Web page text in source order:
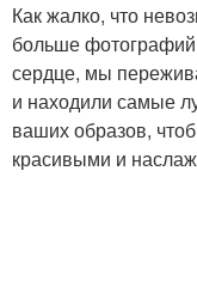
Как жалко, что
больше
сердце, мы
и находили самые
ваших образов,
красивыми и